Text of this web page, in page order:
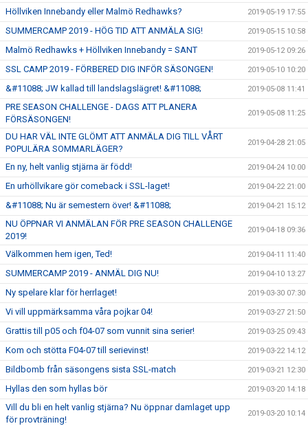
Höllviken Innebandy eller Malmö Redhawks? 2019-05-19 17:55
SUMMERCAMP 2019 - HÖG TID ATT ANMÄLA SIG! 2019-05-15 10:58
Malmö Redhawks + Höllviken Innebandy = SANT 2019-05-12 09:26
SSL CAMP 2019 - FÖRBERED DIG INFÖR SÄSONGEN! 2019-05-10 10:20
&#11088; JW kallad till landslagslägret! &#11088; 2019-05-08 11:41
PRE SEASON CHALLENGE - DAGS ATT PLANERA
FÖRSÄSONGEN!
2019-05-08 11:25
DU HAR VÄL INTE GLÖMT ATT ANMÄLA DIG TILL VÅRT
POPULÄRA SOMMARLÄGER?
2019-04-28 21:05
En ny, helt vanlig stjärna är född! 2019-04-24 10:00
En urhöllvikare gör comeback i SSL-laget! 2019-04-22 21:00
&#11088; Nu är semestern över! &#11088; 2019-04-21 15:12
NU ÖPPNAR VI ANMÄLAN FÖR PRE SEASON CHALLENGE
2019!
2019-04-18 09:36
Välkommen hem igen, Ted! 2019-04-11 11:40
SUMMERCAMP 2019 - ANMÄL DIG NU! 2019-04-10 13:27
Ny spelare klar för herrlaget! 2019-03-30 07:30
Vi vill uppmärksamma våra pojkar 04! 2019-03-27 21:50
Grattis till p05 och f04-07 som vunnit sina serier! 2019-03-25 09:43
Kom och stötta F04-07 till serievinst! 2019-03-22 14:12
Bildbomb från säsongens sista SSL-match 2019-03-21 12:30
Hyllas den som hyllas bör 2019-03-20 14:18
Vill du bli en helt vanlig stjärna? Nu öppnar damlaget upp
för provträning!
2019-03-20 10:14